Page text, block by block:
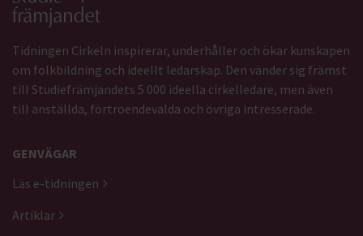
Tidningen Cirkeln inspirerar, underhåller och ökar kunskapen
om folkbildning och ideellt ledarskap. Den vänder sig främst
till Studiefrämjandets 5 000 ideella cirkelledare, men även
till anställda, förtroendevalda och övriga intresserade.
GENVÄGAR
Läs e-tidningen
Artiklar